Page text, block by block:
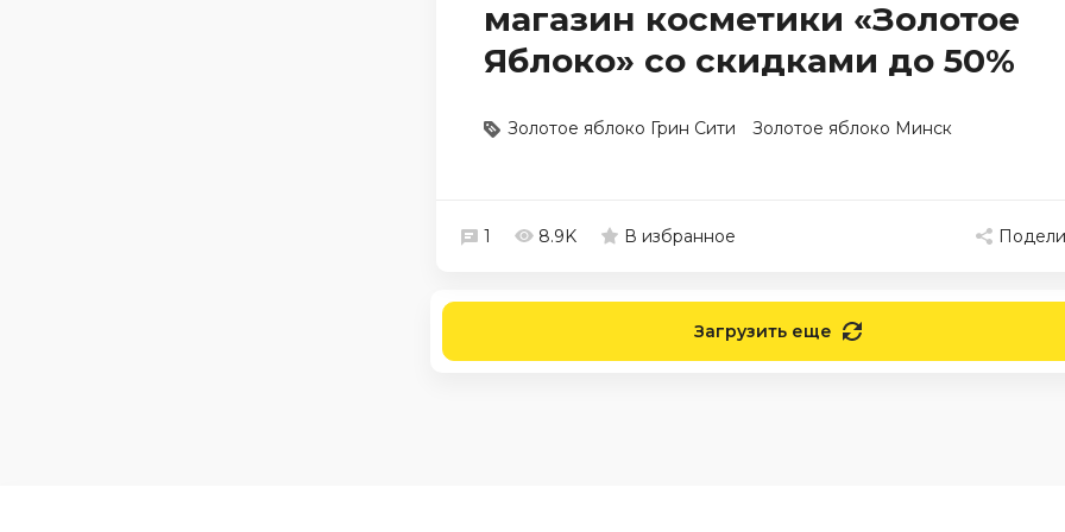
магазин косметики «Золотое
Яблоко» со скидками до 50%
Золотое яблоко Грин Сити Золотое яблоко Минск
1 8.9K В избранное
Загрузить еще